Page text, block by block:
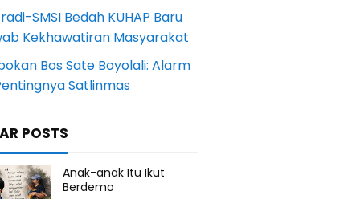
SMSI Bedah KUHAP Baru
Kekhawatiran Masyarakat
Bos Sate Boyolali: Alarm
Satlinmas
POSTS
Anak-anak Itu Ikut
Berdemo